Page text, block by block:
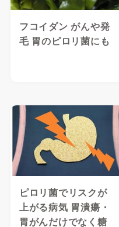
フコイダン がんや発
毛 胃のピロリ菌にも
ピロリ菌でリスクが
上がる病気 胃潰瘍・
胃がんだけでなく糖